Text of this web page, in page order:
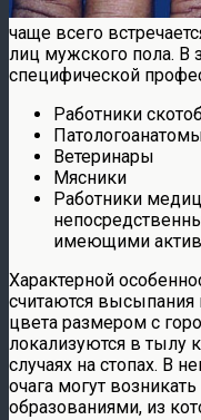
чаще всего
лиц мужского пола. В
специфической
Работники
Ветеринары
Мясники
Работники
имеющими
Характерной
считаются высыпания
цвета размером с
локализуются в тылу
случаях на стопах. В
очага могут
образованиями, из